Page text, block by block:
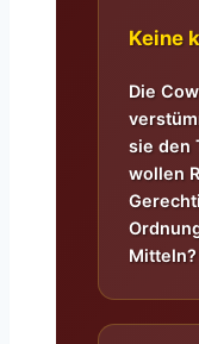
Keine
Die
sie den
wollen
Mitteln?